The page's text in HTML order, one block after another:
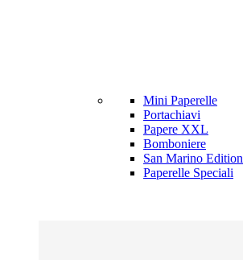
Mini Paperelle
Portachiavi
Papere XXL
Bomboniere
San Marino Edition
Paperelle Speciali